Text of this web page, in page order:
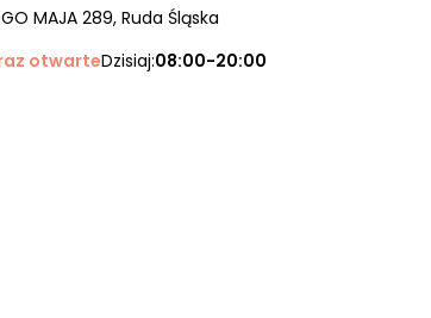
MAJA 289, Ruda Śląska
otwarteDzisiaj:08:00-20:00